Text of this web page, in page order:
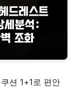
션 1+1로 편안